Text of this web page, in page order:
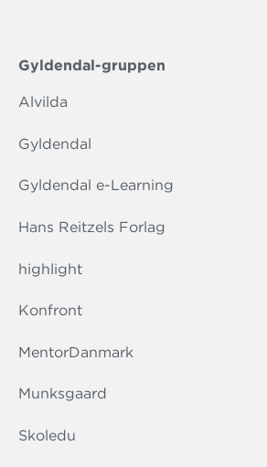
Gyldendal-gruppen
Alvilda
Gyldendal
Gyldendal e-Learning
Hans Reitzels Forlag
highlight
Konfront
MentorDanmark
Munksgaard
Skoledu